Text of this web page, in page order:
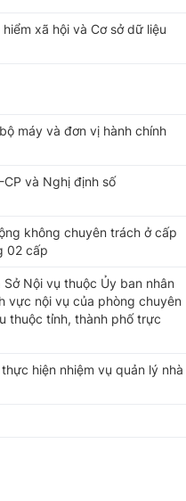
xã hội và Cơ sở dữ liệu
máy và đơn vị hành chính
và Nghị định số
không chuyên trách ở cấp
02 cấp
Nội vụ thuộc Ủy ban nhân
vực nội vụ của phòng chuyên
thuộc tỉnh, thành phố trực
hiện nhiệm vụ quản lý nhà